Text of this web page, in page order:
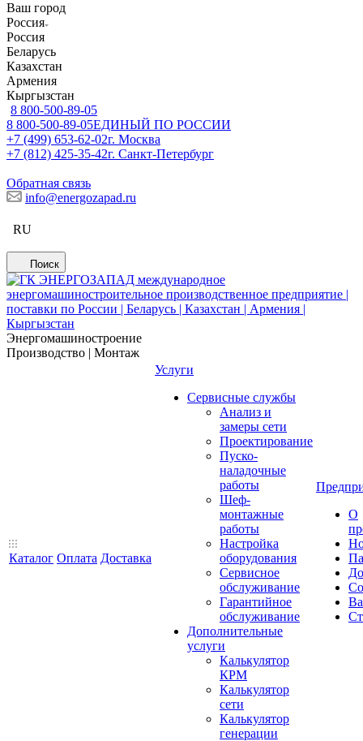
Ваш город
Россия
Россия
Беларусь
Казахстан
Армения
Кыргызстан
8 800-500-89-05
8 800-500-89-05ЕДИНЫЙ ПО РОССИИ
+7 (499) 653-62-02г. Москва
+7 (812) 425-35-42г. Санкт-Петербург
Обратная связь
info@energozapad.ru
RU
Поиск
Энергомашиностроение
Производство | Монтаж
Каталог Оплата Доставка
Услуги
Сервисные службы
Анализ и
замеры сети
Проектирование
Пуско-
наладочные
работы
Шеф-
монтажные
работы
Настройка
оборудования
Сервисное
обслуживание
Гарантийное
обслуживание
Дополнительные
услуги
Калькулятор
КРМ
Калькулятор
сети
Калькулятор
генерации
О